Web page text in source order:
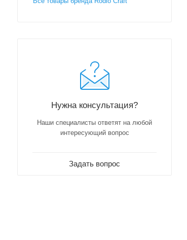
Нужна консультация?
Наши специалисты ответят на любой
интересующий вопрос
Задать вопрос